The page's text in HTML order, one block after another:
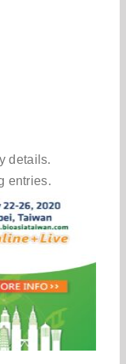
details.
entries.